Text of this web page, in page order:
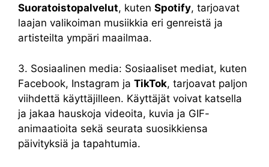
Suoratoistopalvelut, kuten Spotify, tarjoavat
laajan valikoiman musiikkia eri genreistä ja
artisteilta ympäri maailmaa.
3. Sosiaalinen media: Sosiaaliset mediat, kuten
Facebook, Instagram ja TikTok, tarjoavat paljon
viihdettä käyttäjilleen. Käyttäjät voivat katsella
ja jakaa hauskoja videoita, kuvia ja GIF-
animaatioita sekä seurata suosikkiensa
päivityksiä ja tapahtumia.